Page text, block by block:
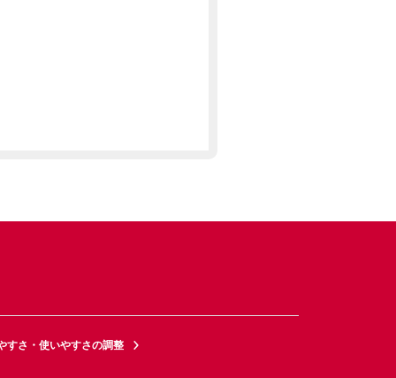
すさ・使いやすさの調整